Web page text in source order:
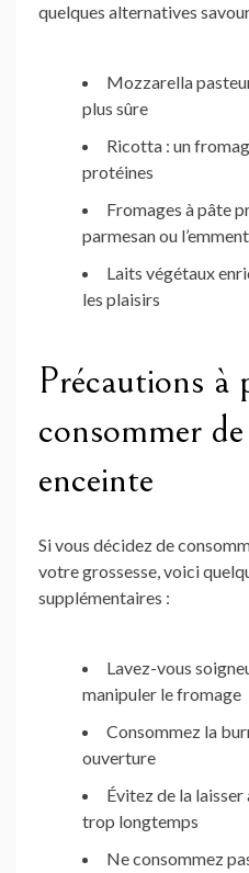
quelques alternatives
Mozzarella
plus sûre
Ricotta : un
protéines
Fromages à pâte
parmesan ou
Laits végétaux
les plaisirs
Précautions à
consommer
enceinte
Si vous décidez de
votre grossesse, voici
supplémentaires :
Lavez-vous
manipuler le fromage
Consommez la
ouverture
Évitez de la
trop longtemps
Ne consommez